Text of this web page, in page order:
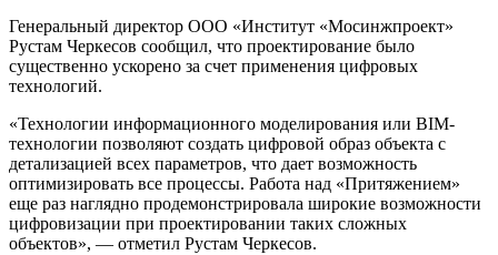
Генеральный директор ООО «Институт «Мосинжпроект»
Рустам Черкесов сообщил, что проектирование было
существенно ускорено за счет применения цифровых
технологий.
«Технологии информационного моделирования или BIM-
технологии позволяют создать цифровой образ объекта с
детализацией всех параметров, что дает возможность
оптимизировать все процессы. Работа над «Притяжением»
еще раз наглядно продемонстрировала широкие возможности
цифровизации при проектировании таких сложных
объектов», — отметил Рустам Черкесов.